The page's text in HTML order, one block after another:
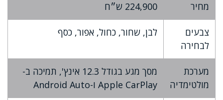
מחיר 224,900 ש״ח
צבעים
לבחירה
לבן, שחור, כחול, אפור, כסף
מערכת
מולטימדיה
מסך מגע בגודל 12.3 אינץ', תמיכה ב-
Apple CarPlay ו-Android Auto